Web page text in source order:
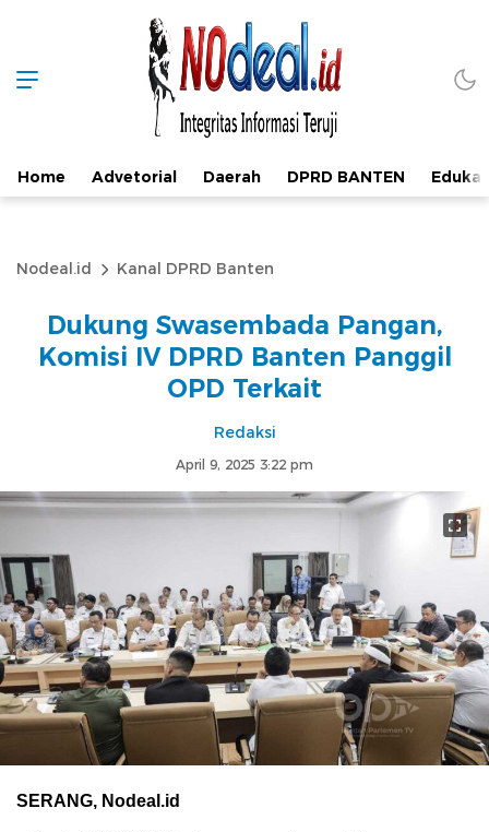
Home Advetorial Daerah DPRD BANTEN
Nodeal.id Kanal DPRD Banten
Dukung Swasembada Pangan,
Komisi IV DPRD Banten Panggil
OPD Terkait
Redaksi
April 9, 2025 3:22 pm
SERANG, Nodeal.id